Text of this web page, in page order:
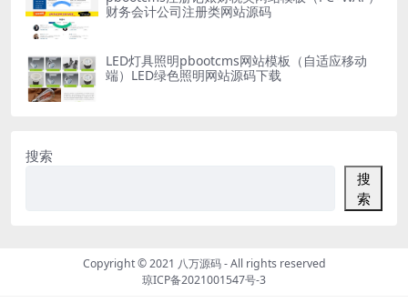
财务会计公司注册类网站源码
LED灯具照明pbootcms网站模板（自适应移动
端）LED绿色照明网站源码下载
搜索
搜
索
Copyright © 2021 八万源码- All rights reserved
琼ICP备2021001547号-3